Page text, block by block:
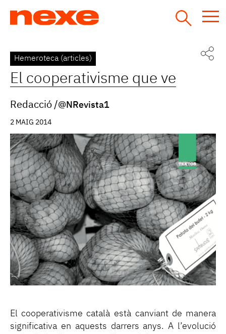
Back
to
top
Hemeroteca (articles)
El cooperativisme que ve
Redacció @NRevista1
2 MAIG 2014
El cooperativisme català està canviant de manera
significativa en aquests darrers anys. A l’evolució